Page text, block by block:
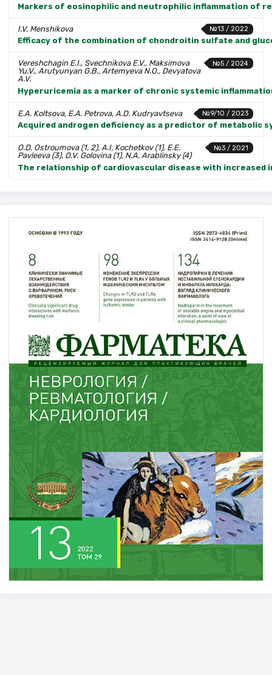
Markers of eosinophilic and neutrophilic inflammation of
№13 / 2022
I.V. Menshikova
Efficacy of the combination of chondroitin sulfate and
№5 / 2024
Vereshchagin E.I., Svechnikova E.V., Maksimova
Yu.V., Arutyunyan G.B., Artemyeva N.O., Devyatova
A.V.
Hyperuricemia as a marker of chronic systemic
№9/10 / 2023
E.A. Koltsova, E.A. Petrova, A.D. Kudryavtseva
Acquired androgen deficiency as a predictor of metabolic
№3 / 2021
O.D. Ostroumova (1, 2), A.I. Kochetkov (1), E.E.
Pavleeva (3), O.V. Golovina (1), N.A. Arablinsky (4)
The relationship of cardiovascular disease with